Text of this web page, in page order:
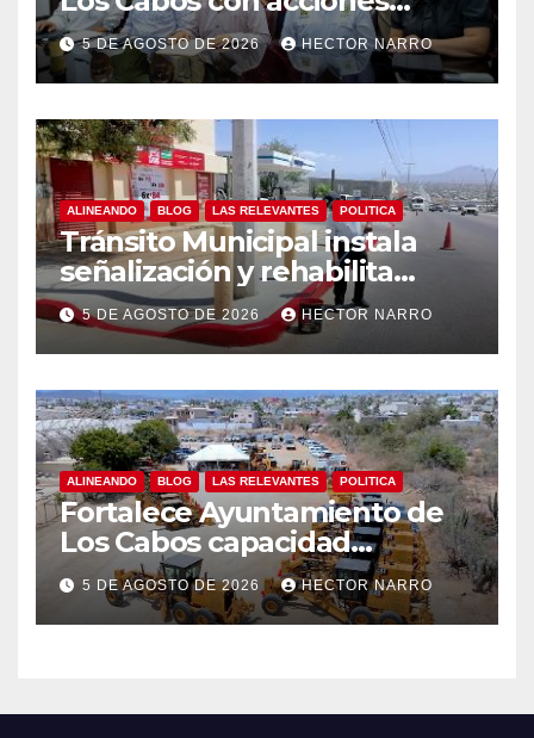
preventivas ante lluvias en el
centro histórico
5 DE AGOSTO DE 2026 HECTOR NARRO
ALINEANDO BLOG LAS RELEVANTES POLITICA
Tránsito Municipal instala
señalización y rehabilita
cruces peatonales en Los
Cabos
5 DE AGOSTO DE 2026 HECTOR NARRO
ALINEANDO BLOG LAS RELEVANTES POLITICA
Fortalece Ayuntamiento de
Los Cabos capacidad
operativa de Servicios
Públicos con recursos del
FISAM
5 DE AGOSTO DE 2026 HECTOR NARRO